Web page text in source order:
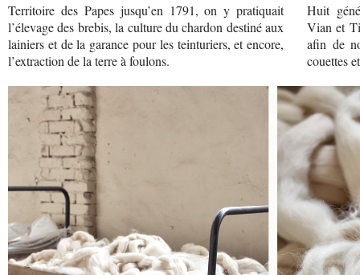
Territoire des Papes jusqu’en 1791, on y pratiquait
l’élevage des brebis, la culture du chardon destiné aux
lainiers et de la garance pour les teinturiers, et encore,
l’extraction de la terre à foulons.
Huit
Vian et
afin de
couettes